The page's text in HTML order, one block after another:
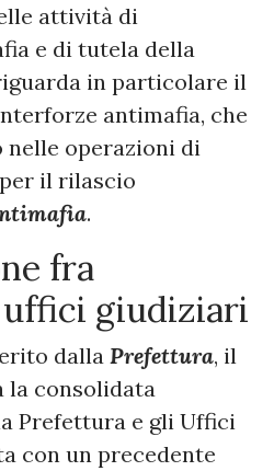
attività di
e di tutela della
in particolare il
antimafia, che
operazioni di
il rilascio
.
fra
giudiziari
dalla Prefettura, il
consolidata
Prefettura e gli Uffici
con un precedente